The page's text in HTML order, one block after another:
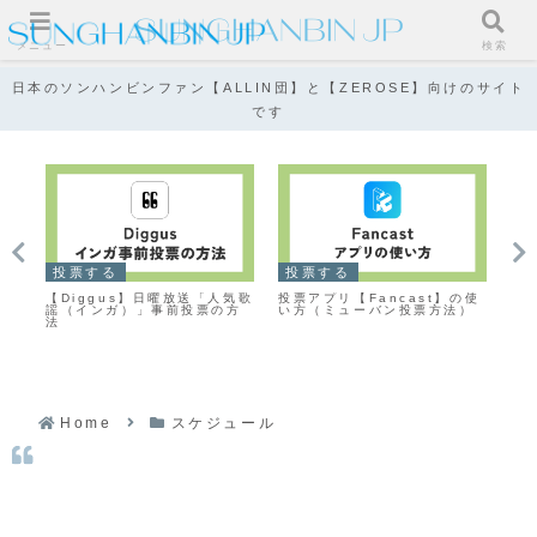
日本のソンハンビンファン【ALLIN団】と【ZEROSE】向けのサイト
です
投票する
【Diggus】日曜放送「人気歌
謡（インガ）」事前投票の方
法
投票する
投票アプリ【Fancast】の使
い方（ミューバン投票方法）
Home スケジュール
メニュー 検索